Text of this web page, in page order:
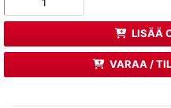
LISÄÄ
VARAA /